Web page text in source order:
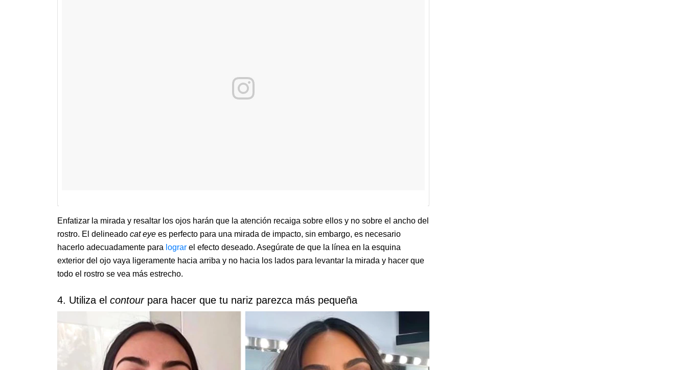
Enfatizar la mirada y resaltar los ojos harán que la atención recaiga sobre ellos y no sobre el ancho del
rostro. El delineado cat eye es perfecto para una mirada de impacto, sin embargo, es necesario
hacerlo adecuadamente para lograr el efecto deseado. Asegúrate de que la línea en la esquina
exterior del ojo vaya ligeramente hacia arriba y no hacia los lados para levantar la mirada y hacer que
todo el rostro se vea más estrecho.
4. Utiliza el contourpara hacer que tu nariz parezca más pequeña